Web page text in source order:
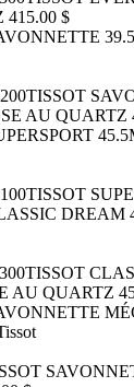
415.00 $
TISSOT
AU QUARTZ
TISSOT
TISSOT
AU QUARTZ